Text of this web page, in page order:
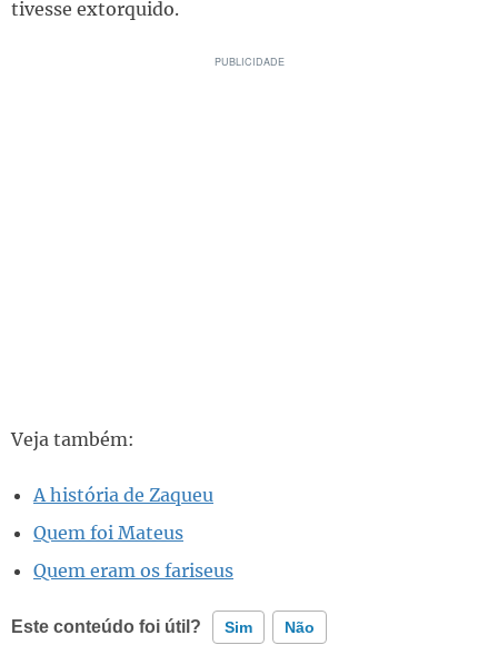
tivesse extorquido.
Veja também:
A história de Zaqueu
Quem foi Mateus
Quem eram os fariseus
Este conteúdo foi útil? Sim Não